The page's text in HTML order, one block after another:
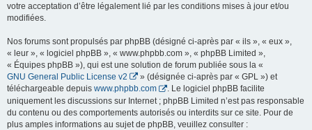
votre acceptation d’être légalement lié par les conditions mises à jour et/ou
modifiées.
Nos forums sont propulsés par phpBB (désigné ci-après par « ils », « eux »,
« leur », « logiciel phpBB », « www.phpbb.com », « phpBB Limited »,
« Équipes phpBB »), qui est une solution de forum publiée sous la «
GNU General Public License v2
» (désignée ci-après par « GPL ») et
téléchargeable depuis www.phpbb.com
. Le logiciel phpBB facilite
uniquement les discussions sur Internet ; phpBB Limited n’est pas responsable
du contenu ou des comportements autorisés ou interdits sur ce site. Pour de
plus amples informations au sujet de phpBB, veuillez consulter :